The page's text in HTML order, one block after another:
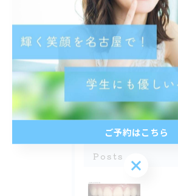
都度払い
分割払い
半個室
学生
最近の投稿
Posts
ご予約はこちら
ご予約はこちら